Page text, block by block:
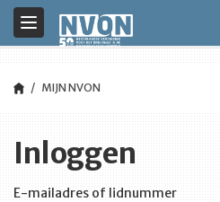
Toggle
navigation
MIJN NVON
Inloggen
E-mailadres of lidnummer